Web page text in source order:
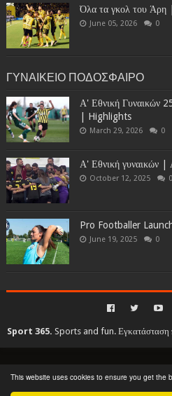
This website uses cookies to ensure you get the
Όλα τα γκολ του
June 05, 2026 0
ΓΥΝΑΙΚΕΙΟ ΠΟΔΟΣΦΑΙΡΟ
Α' Εθνική Γυναικών
| Highlights
March 29, 2026 0
Α' Εθνική
October 12, 2025 0
Pro Footballer
June 19, 2025 0
Sport 365. Sports and fun. Εγκατάσταση